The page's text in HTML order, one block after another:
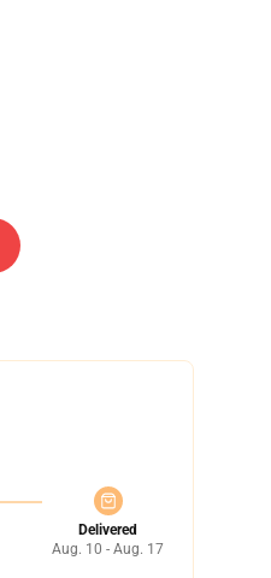
Delivered
Aug. 10 - Aug. 17